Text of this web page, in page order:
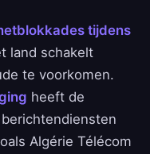
tijdens
land schakelt
te voorkomen.
heeft de
Algérie Télécom